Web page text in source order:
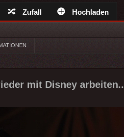
Zufall Hochladen
mit Disney arbeiten..